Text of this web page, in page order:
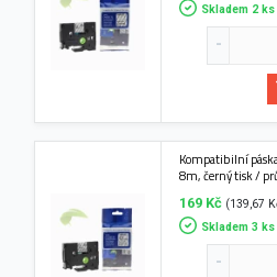
Skladem 2 ks
Kompatibilní
8m, černý tisk /
169 Kč (139,67
Skladem 3 ks